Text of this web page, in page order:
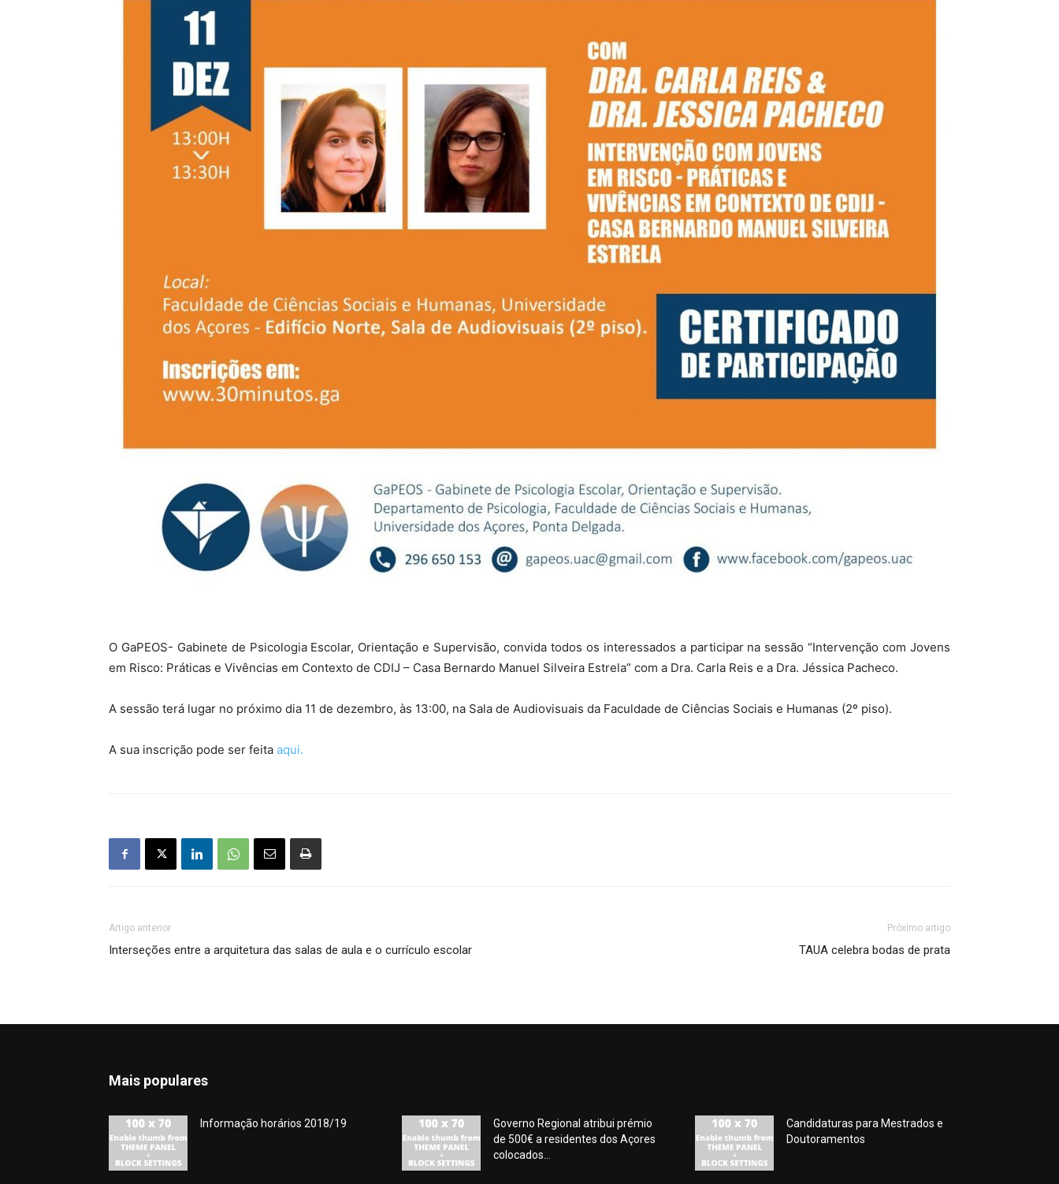
O GaPEOS- Gabinete de Psicologia Escolar, Orientação e Supervisão, convida todos os interessados a participar na sessão “Intervenção com Jovens
em Risco: Práticas e Vivências em Contexto de CDIJ – Casa Bernardo Manuel Silveira Estrela” com a Dra. Carla Reis e a Dra. Jéssica Pacheco.
A sessão terá lugar no próximo dia 11 de dezembro, às 13:00, na Sala de Audiovisuais da Faculdade de Ciências Sociais e Humanas (2º piso).
A sua inscrição pode ser feita aqui.
Artigo anterior
Interseções entre a arquitetura das salas de aula e o currículo escolar
Próximo artigo
TAUA celebra bodas de prata
Mais populares
Informação horários 2018/19
Governo Regional atribui prémio
de 500€ a residentes dos Açores
colocados...
Candidaturas para Mestrados e
Doutoramentos